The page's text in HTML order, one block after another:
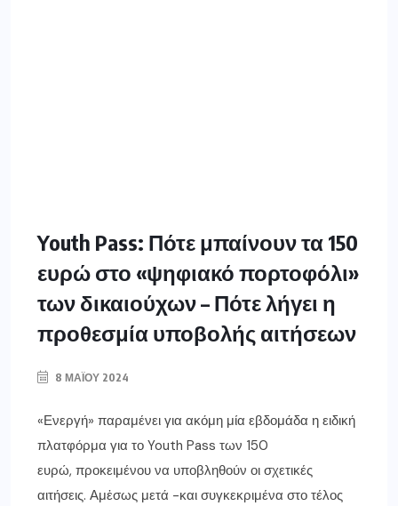
Youth Pass: Πότε μπαίνουν τα 150
ευρώ στο «ψηφιακό πορτοφόλι»
των δικαιούχων – Πότε λήγει η
προθεσμία υποβολής αιτήσεων
8 ΜΑΪ́ΟΥ 2024
«Ενεργή» παραμένει για ακόμη μία εβδομάδα η ειδική
πλατφόρμα για το Youth Pass των 150
ευρώ, προκειμένου να υποβληθούν οι σχετικές
αιτήσεις. Αμἐσως μετά -και συγκεκριμένα στο τέλος